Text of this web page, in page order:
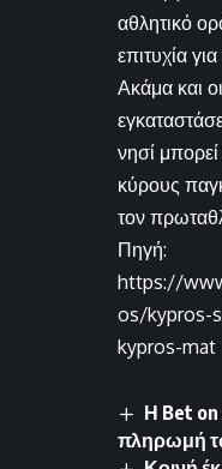
αθλητικό
επιτυχία
Ακάμα και
νησί
κύρους
τον
Πηγή:
https://
os/kypros-
kypros-mat
Η Bet
πληρωμή